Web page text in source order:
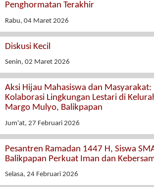
Penghormatan Terakhir
Rabu, 04 Maret 2026
Diskusi Kecil
Senin, 02 Maret 2026
Aksi Hijau Mahasiswa dan Masyarakat:
Kolaborasi Lingkungan Lestari di
Margo Mulyo, Balikpapan
Jum'at, 27 Februari 2026
Pesantren Ramadan 1447 H, Siswa
Balikpapan Perkuat Iman dan
Selasa, 24 Februari 2026